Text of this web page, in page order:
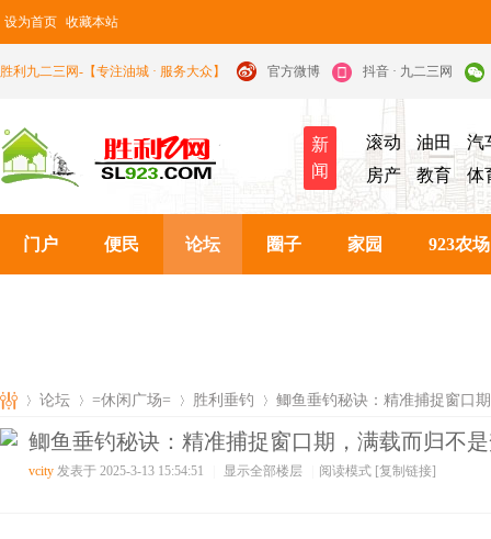
设为首页 收藏本站
胜利九二三网-【专注油城 · 服务大众】 官方微博 抖音 · 九二三网
新
闻
滚动 油田
汽
房产
教育 体
门户 便民 论坛 圈子 家园 923农场
论坛 =休闲广场= 胜利垂钓 鲫鱼垂钓秘诀：精准捕捉窗口
鲫鱼垂钓秘诀：精准捕捉窗口期，满载而归不
vcity 发表于 2025-3-13 15:54:51 显示全部楼层 阅读模式 [复制链接]